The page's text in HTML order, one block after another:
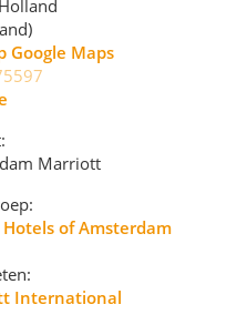
Google Maps
Marriott
of Amsterdam
International